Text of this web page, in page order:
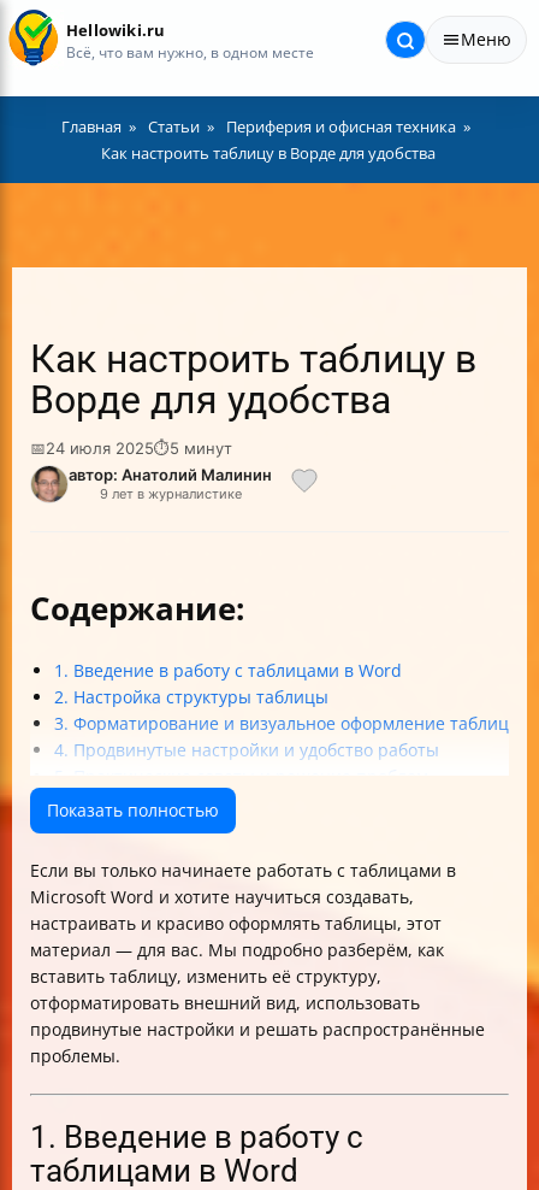
Hellowiki.ru
Всё, что вам нужно, в одном месте
Меню
Главная Статьи
Периферия и офисная техника
Как настроить таблицу в Ворде для удобства
Как настроить таблицу в
Ворде для удобства
📅24 июля 2025⏱5 минут
автор: Анатолий Малинин
9 лет в журналистике
Содержание:
1. Введение в работу с таблицами в Word
2. Настройка структуры таблицы
3. Форматирование и визуальное оформление таблиц
4. Продвинутые настройки и удобство работы
Итог
Показать полностью
Если вы только начинаете работать с таблицами в
Microsoft Word и хотите научиться создавать,
настраивать и красиво оформлять таблицы, этот
материал — для вас. Мы подробно разберём, как
вставить таблицу, изменить её структуру,
отформатировать внешний вид, использовать
продвинутые настройки и решать распространённые
проблемы.
1. Введение в работу с
таблицами в Word